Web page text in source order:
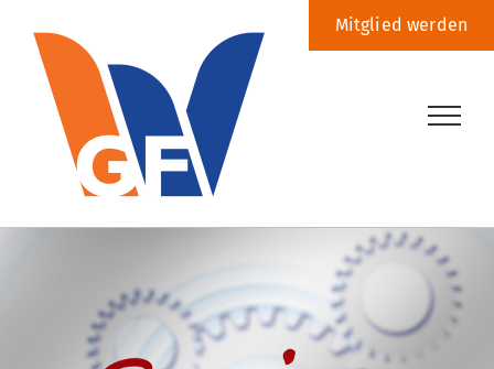
Inhalt
springen
Mitglied werden